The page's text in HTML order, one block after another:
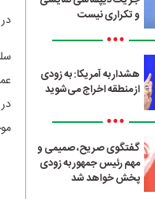
و تکراری نیست
•••
هشدار به آمریکا: به زودی
از منطقه اخراج می‌شوید
•••
گفتگوی صریح، صمیمی و
مهم رئیس جمهور به زودی
پخش خواهد شد